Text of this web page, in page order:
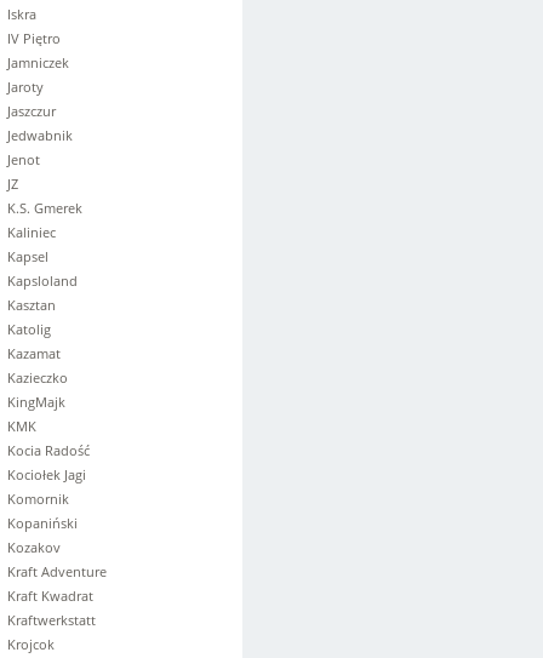
Iskra
IV Piętro
Jamniczek
Jaroty
Jaszczur
Jedwabnik
Jenot
JZ
K.S. Gmerek
Kaliniec
Kapsel
Kapsloland
Kasztan
Katolig
Kazamat
Kazieczko
KingMajk
KMK
Kocia Radość
Kociołek Jagi
Komornik
Kopaniński
Kozakov
Kraft Adventure
Kraft Kwadrat
Kraftwerkstatt
Krojcok